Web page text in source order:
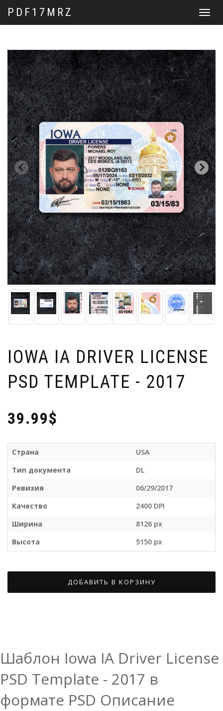
PDF17MRZ
IOWA IA DRIVER LICENSE
PSD TEMPLATE - 2017
39.99$
Страна
USA
Тип документа
DL
Ревизия
06/29/2017
Качество
2400 DPI
Ширина
8126 px
Высота
5150 px
ДОБАВИТЬ В КОРЗИНУ
Шаблон Iowa IA Driver License
PSD Template - 2017 в
формате PSD Описание